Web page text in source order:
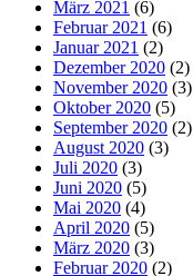
März 2021 (6)
Februar 2021 (6)
Januar 2021 (2)
Dezember 2020 (2)
November 2020 (3)
Oktober 2020 (5)
September 2020 (2)
August 2020 (3)
Juli 2020 (3)
Juni 2020 (5)
Mai 2020 (4)
April 2020 (5)
März 2020 (3)
Februar 2020 (2)